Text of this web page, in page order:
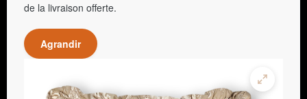
de la livraison offerte.
Agrandir